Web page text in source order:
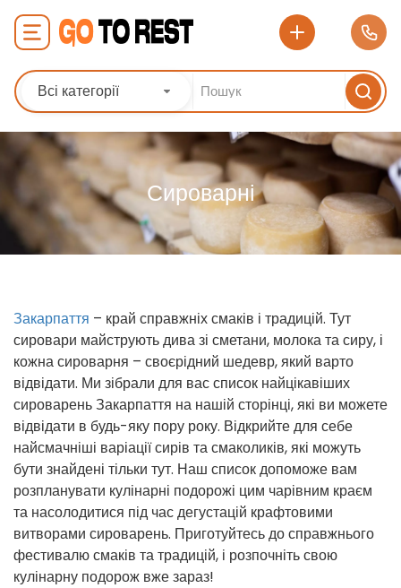
Всі категорії
Сироварні
Закарпаття – край справжніх смаків і традицій. Тут
сировари майструють дива зі сметани, молока та сиру, і
кожна сироварня – своєрідний шедевр, який варто
відвідати. Ми зібрали для вас список найцікавіших
сироварень Закарпаття на нашій сторінці, які ви можете
відвідати в будь-яку пору року. Відкрийте для себе
найсмачніші варіації сирів та смаколиків, які можуть
бути знайдені тільки тут. Наш список допоможе вам
розпланувати кулінарні подорожі цим чарівним краєм
та насолодитися під час дегустацій крафтовими
витворами сироварень. Приготуйтесь до справжнього
фестивалю смаків та традицій, і розпочніть свою
кулінарну подорож вже зараз!